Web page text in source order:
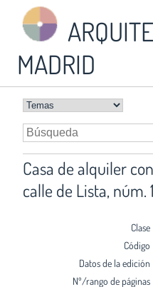
MADRID
Casa de alquiler
calle de Lista, núm.
Clase
Código
Datos de la edición
Nº/rango de páginas